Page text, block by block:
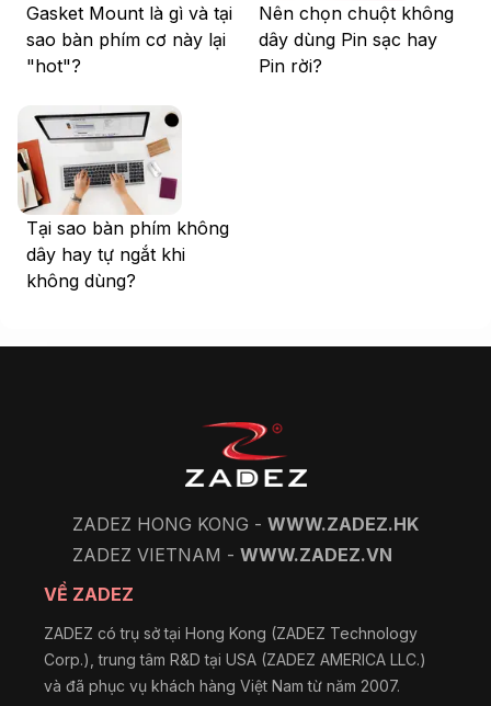
Gasket Mount là gì và tại
sao bàn phím cơ này lại
"hot"?
Nên chọn chuột không
dây dùng Pin sạc hay
Pin rời?
Tại sao bàn phím không
dây hay tự ngắt khi
không dùng?
ZADEZ HONG KONG - WWW.ZADEZ.HK
ZADEZ VIETNAM - WWW.ZADEZ.VN
VỀ ZADEZ
ZADEZ có trụ sở tại Hong Kong (ZADEZ Technology
Corp.), trung tâm R&D tại USA (ZADEZ AMERICA LLC.)
và đã phục vụ khách hàng Việt Nam từ năm 2007.